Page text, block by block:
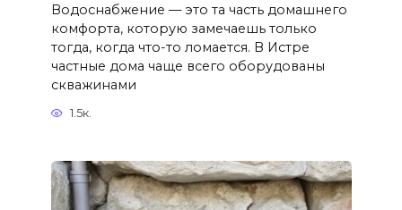
Водоснабжение — это та часть домашнего
комфорта, которую замечаешь только
тогда, когда что-то ломается. В Истре
частные дома чаще всего оборудованы
скважинами
1.5к.